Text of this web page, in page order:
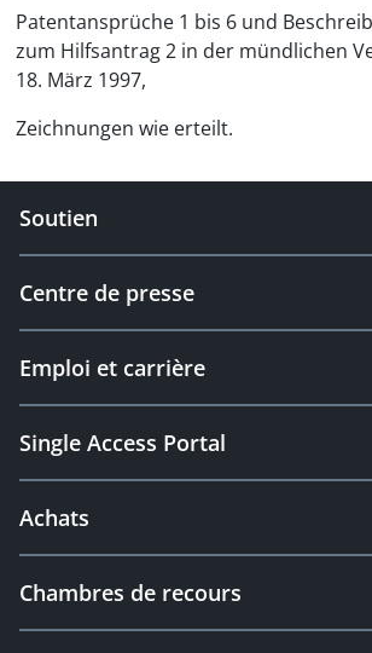
Patentansprüche 1 bis 6 und
zum Hilfsantrag 2 in der mündlichen
18. März 1997,
Zeichnungen wie erteilt.
Soutien
Centre de presse
Emploi et carrière
Single Access Portal
Achats
Chambres de recours